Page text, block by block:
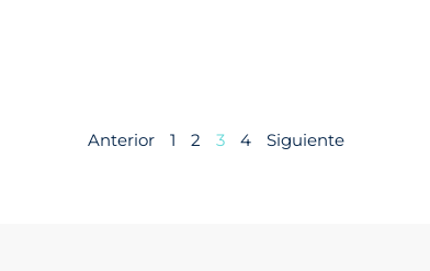
Anterior 1 2 3 4 Siguiente